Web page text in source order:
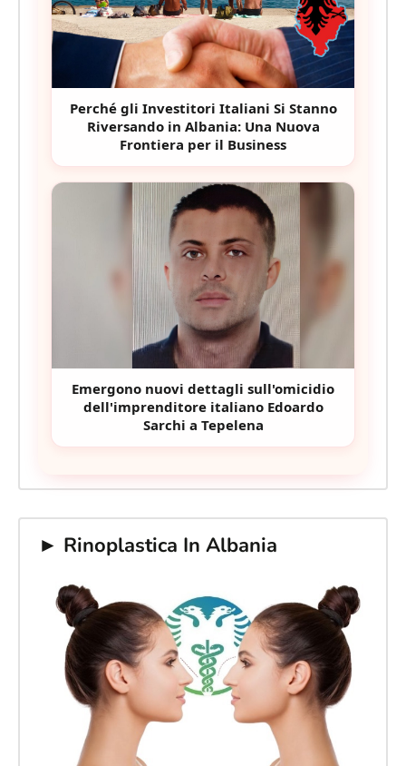
Perché gli Investitori Italiani Si Stanno
Riversando in Albania: Una Nuova
Frontiera per il Business
Emergono nuovi dettagli sull'omicidio
dell'imprenditore italiano Edoardo
Sarchi a Tepelena
► Rinoplastica In Albania